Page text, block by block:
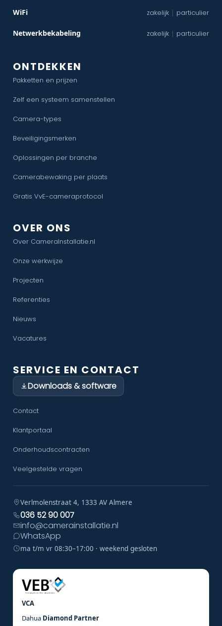
WiFi zakelijk | particulier
Netwerkbekabeling zakelijk | particulier
ONTDEKKEN
Pakketten en prijzen
Zelf een systeem samenstellen
Camera-types
Beveiligingsmerken
Oplossingen per branche
Camerabewaking per plaats
Gratis VvE-cameraprotocol
OVER ONS
Over CameraInstallatie.nl
Onze werkwijze
Projecten
Referenties
Nieuws
Vacatures
SERVICE EN CONTACT
Downloads & software
Contact
Klantportaal
Onderhoudscontracten
Veelgestelde vragen
Verlmolenstraat 4, 1333 AV Almere
036 52 90 007
info@camerainstallatie.nl
WhatsApp
ma t/m vr 08:30–17:00 · weekend gesloten
VCA
Dahua Diamond Partner